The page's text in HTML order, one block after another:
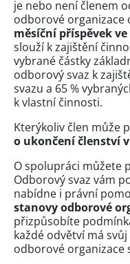
je nebo není členem
odborové organizace
měsíční příspěvek
slouží k zajištění
vybrané částky
odborový svaz k
svazu a 65 %
k vlastní činnosti.
Kterýkoliv člen může
o ukončení členství
O spolupráci můžete
Odborový svaz vám
nabídne i právní
stanovy odborové
přizpůsobíte
každé odvětví má
odborové organizace